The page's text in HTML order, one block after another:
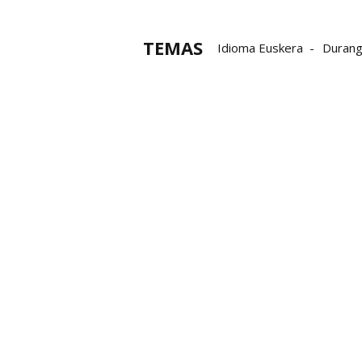
TEMAS Idioma Euskera